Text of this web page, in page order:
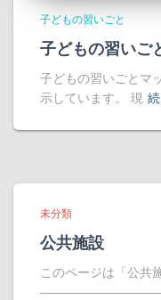
子どもの習いごと
子どもの習いご
子どもの習いごとマ
示しています。 現
未分類
公共施設
このページは「公共